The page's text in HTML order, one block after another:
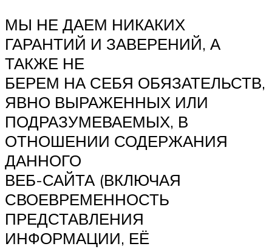
МЫ НЕ ДАЕМ НИКАКИХ
ГАРАНТИЙ И ЗАВЕРЕНИЙ, А
ТАКЖЕ НЕ
БЕРЕМ НА СЕБЯ ОБЯЗАТЕЛЬСТВ,
ЯВНО ВЫРАЖЕННЫХ ИЛИ
ПОДРАЗУМЕВАЕМЫХ, В
ОТНОШЕНИИ СОДЕРЖАНИЯ
ДАННОГО
ВЕБ-САЙТА (ВКЛЮЧАЯ
СВОЕВРЕМЕННОСТЬ
ПРЕДСТАВЛЕНИЯ
ИНФОРМАЦИИ, ЕЁ